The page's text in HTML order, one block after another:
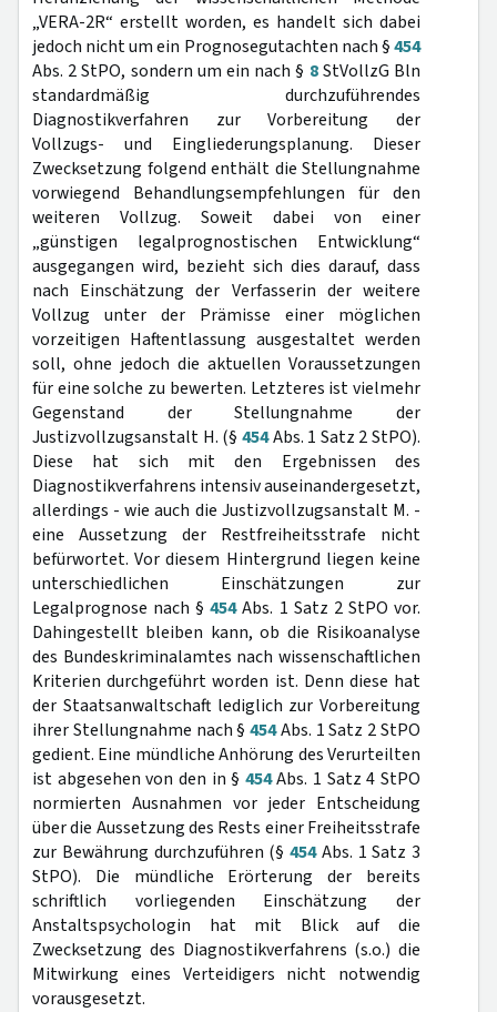
„VERA-2R“ erstellt worden, es handelt sich dabei
jedoch nicht um ein Prognosegutachten nach §454
Abs. 2 StPO, sondern um ein nach § 8StVollzG Bln
standardmäßig durchzuführendes
Diagnostikverfahren zur Vorbereitung der
Vollzugs- und Eingliederungsplanung. Dieser
Zwecksetzung folgend enthält die Stellungnahme
vorwiegend Behandlungsempfehlungen für den
weiteren Vollzug. Soweit dabei von einer
„günstigen legalprognostischen Entwicklung“
ausgegangen wird, bezieht sich dies darauf, dass
nach Einschätzung der Verfasserin der weitere
Vollzug unter der Prämisse einer möglichen
vorzeitigen Haftentlassung ausgestaltet werden
soll, ohne jedoch die aktuellen Voraussetzungen
für eine solche zu bewerten. Letzteres ist vielmehr
Gegenstand der Stellungnahme der
Justizvollzugsanstalt H. (§ 454Abs. 1 Satz 2 StPO).
Diese hat sich mit den Ergebnissen des
Diagnostikverfahrens intensiv auseinandergesetzt,
allerdings - wie auch die Justizvollzugsanstalt M. -
eine Aussetzung der Restfreiheitsstrafe nicht
befürwortet. Vor diesem Hintergrund liegen keine
unterschiedlichen Einschätzungen zur
Legalprognose nach §454Abs. 1 Satz 2 StPO vor.
Dahingestellt bleiben kann, ob die Risikoanalyse
des Bundeskriminalamtes nach wissenschaftlichen
Kriterien durchgeführt worden ist. Denn diese hat
der Staatsanwaltschaft lediglich zur Vorbereitung
ihrer Stellungnahme nach §454Abs. 1 Satz 2 StPO
gedient. Eine mündliche Anhörung des Verurteilten
ist abgesehen von den in § 454Abs. 1 Satz 4 StPO
normierten Ausnahmen vor jeder Entscheidung
über die Aussetzung des Rests einer Freiheitsstrafe
zur Bewährung durchzuführen (§ 454Abs. 1 Satz 3
StPO). Die mündliche Erörterung der bereits
schriftlich vorliegenden Einschätzung der
Anstaltspsychologin hat mit Blick auf die
Zwecksetzung des Diagnostikverfahrens (s.o.) die
Mitwirkung eines Verteidigers nicht notwendig
vorausgesetzt.